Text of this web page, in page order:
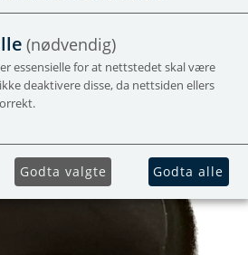
FOR 8MM
(nødvendig)
essensielle for at nettstedet skal være
deaktivere disse, da nettsiden ellers
Godta valgte Godta alle